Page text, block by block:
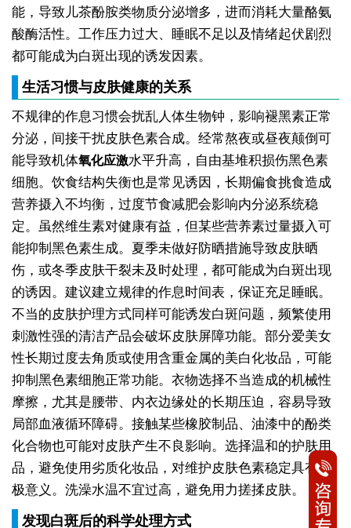
能，导致儿茶酚胺类物质分泌增多，进而消耗大量酪氨
酸酶活性。工作压力过大、睡眠不足以及情绪起伏剧烈
都可能成为白斑出现的诱发因素。
生活习惯与皮肤健康的关系
不规律的作息习惯会扰乱人体生物钟，影响褪黑素正常
分泌，间接干扰皮肤色素合成。经常熬夜或昼夜颠倒可
能导致机体氧化应激水平升高，自由基堆积损伤黑色素
细胞。饮食结构失衡也是常见诱因，长期偏食挑食造成
营养摄入不均衡，过度节食减肥会影响内分泌系统稳
定。虽然维生素对健康有益，但某些营养素过量摄入可
能抑制黑色素生成。夏季未做好防晒措施导致皮肤晒
伤，或冬季皮肤干裂未及时处理，都可能成为白斑出现
的诱因。建议建立规律的作息时间表，保证充足睡眠。
不当的皮肤护理方式同样可能诱发白斑问题，频繁使用
刺激性强的清洁产品会破坏皮肤屏障功能。部分爱美女
性长期过度去角质或使用含重金属的美白化妆品，可能
抑制黑色素细胞正常功能。衣物选择不当造成的机械性
摩擦，尤其是腰带、内衣边缘处的长期压迫，容易导致
局部血液循环障碍。接触某些橡胶制品、油漆中的酚类
化合物也可能对皮肤产生不良影响。选择温和的护肤用
品，避免使用劣质化妆品，对维护皮肤色素稳定具有积
极意义。洗澡水温不宜过高，避免用力搓揉皮肤。
发现白斑后的科学处理方式